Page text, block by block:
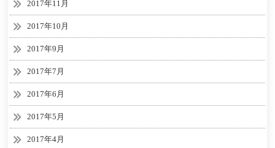
2017年11月
2017年10月
2017年9月
2017年7月
2017年6月
2017年5月
2017年4月